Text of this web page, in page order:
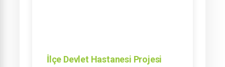
İlçe Devlet Hastanesi Projesi